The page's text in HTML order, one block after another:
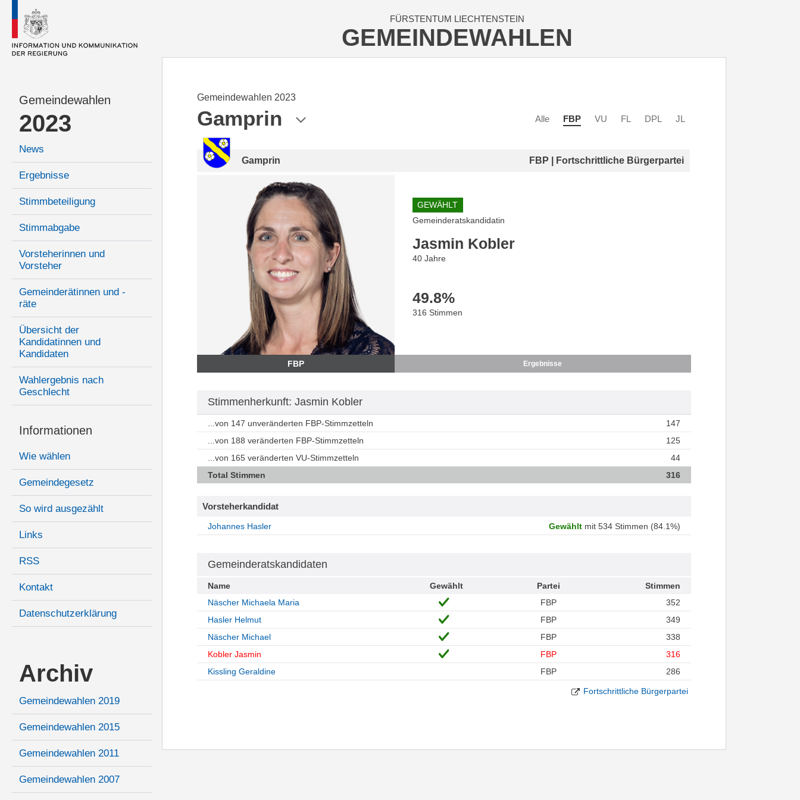
FÜRSTENTUM LIECHTENSTEIN
GEMEINDEWAHLEN
Gemeindewahlen
2023
News
Ergebnisse
Stimmbeteiligung
Stimmabgabe
Vorsteherinnen und
Vorsteher
Gemeinderätinnen und -
räte
Übersicht der
Kandidatinnen und
Kandidaten
Wahlergebnis nach
Geschlecht
Informationen
Wie wählen
Gemeindegesetz
So wird ausgezählt
Links
RSS
Kontakt
Datenschutzerklärung
Archiv
Gemeindewahlen 2019
Gemeindewahlen 2015
Gemeindewahlen 2011
Gemeindewahlen 2007
Gemeindewahlen 2023
Gamprin Alle FBP VU FL DPL JL
Gamprin FBP | Fortschrittliche Bürgerpartei
FBP
GEWÄHLT
Gemeinderatskandidatin
Jasmin Kobler
40 Jahre
49.8%
316 Stimmen
Ergebnisse
Stimmenherkunft: Jasmin Kobler
...von 147 unveränderten FBP-Stimmzetteln
147
...von 188 veränderten FBP-Stimmzetteln
125
...von 165 veränderten VU-Stimmzetteln
44
Total Stimmen
316
Vorsteherkandidat
Johannes Hasler Gewähltmit 534 Stimmen (84.1%)
Gemeinderatskandidaten
Name Gewählt Partei
Stimmen
Näscher Michaela Maria
FBP
352
Hasler Helmut
FBP
349
Näscher Michael
FBP
338
Kobler Jasmin
FBP
316
Kissling Geraldine
FBP 286
Fortschrittliche Bürgerpartei